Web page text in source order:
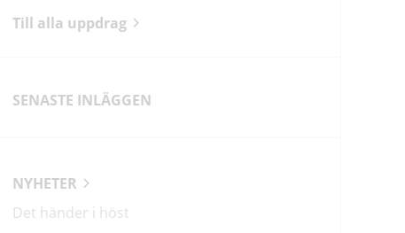
Till alla uppdrag
SENASTE INLÄGGEN
NYHETER
Det händer i höst